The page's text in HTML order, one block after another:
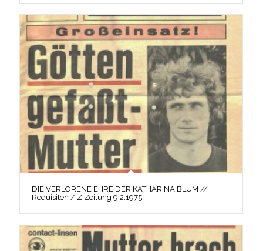
DIE VERLORENE EHRE DER KATHARINA BLUM //
Requisiten / Z Zeitung 9.2.1975